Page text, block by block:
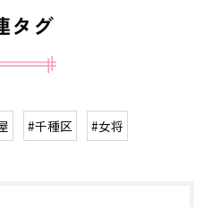
タグ
#千種区 #女将